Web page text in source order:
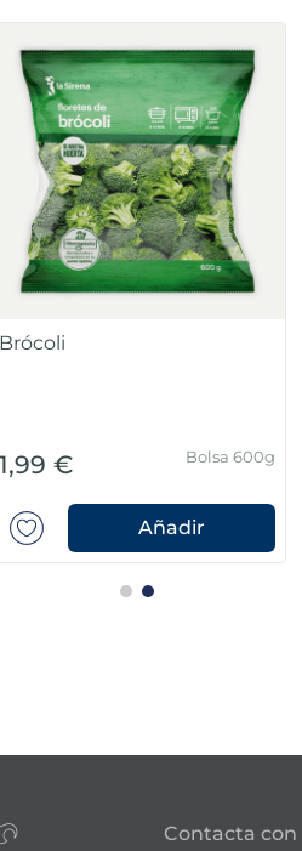
Brócoli
1,99 € Bolsa 600g
Añadir
Contacta